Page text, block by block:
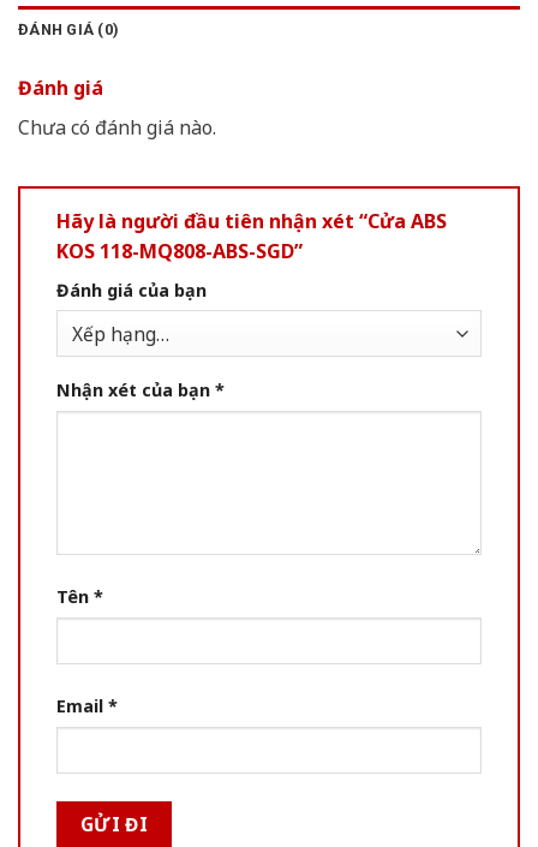
ĐÁNH GIÁ (0)
Đánh giá
Chưa có đánh giá nào.
Hãy là người đầu tiên nhận xét “Cửa ABS
KOS 118-MQ808-ABS-SGD”
Đánh giá của bạn
Nhận xét của bạn *
Tên *
Email *